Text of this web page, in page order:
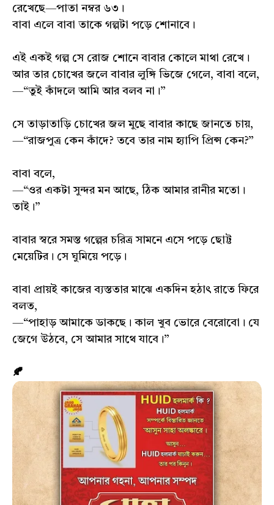
রেখেছে—পাতা নম্বর ৬৩।
বাবা এলে বাবা তাকে গল্পটা পড়ে শোনাবে।
এই একই গল্প সে রোজ শোনে বাবার কোলে মাথা রেখে।
আর তার চোখের জলে বাবার লুঙ্গি ভিজে গেলে, বাবা বলে,
—“তুই কাঁদলে আমি আর বলব না।”
সে তাড়াতাড়ি চোখের জল মুছে বাবার কাছে জানতে চায়,
—“রাজপুত্র কেন কাঁদে? তবে তার নাম হ্যাপি প্রিন্স কেন?”
বাবা বলে,
—“ওর একটা সুন্দর মন আছে, ঠিক আমার রানীর মতো।
তাই।”
বাবার স্বরে সমস্ত গল্পের চরিত্র সামনে এসে পড়ে ছোট্ট
মেয়েটির। সে ঘুমিয়ে পড়ে।
বাবা প্রায়ই কাজের ব্যস্ততার মাঝে একদিন হঠাৎ রাতে ফিরে
বলত,
—“পাহাড় আমাকে ডাকছে। কাল খুব ভোরে বেরোবো। যে
জেগে উঠবে, সে আমার সাথে যাবে।”
🍂